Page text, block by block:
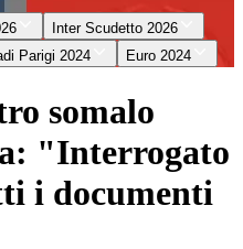
Inter Scudetto 2026
Parigi 2024 Euro 2024
somalo
"Interrogato
i documenti